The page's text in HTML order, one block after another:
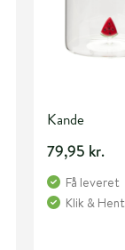
Kande
79,95 kr.
Få leveret
Klik & Hent